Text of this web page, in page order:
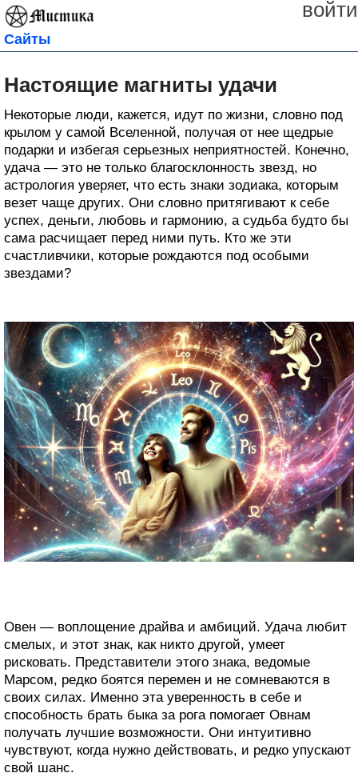
войти
Сайты
Настоящие магниты удачи
Некоторые люди, кажется, идут по жизни, словно под
крылом у самой Вселенной, получая от нее щедрые
подарки и избегая серьезных неприятностей. Конечно,
удача — это не только благосклонность звезд, но
астрология уверяет, что есть знаки зодиака, которым
везет чаще других. Они словно притягивают к себе
успех, деньги, любовь и гармонию, а судьба будто бы
сама расчищает перед ними путь. Кто же эти
счастливчики, которые рождаются под особыми
звездами?
Овен — воплощение драйва и амбиций. Удача любит
смелых, и этот знак, как никто другой, умеет
рисковать. Представители этого знака, ведомые
Марсом, редко боятся перемен и не сомневаются в
своих силах. Именно эта уверенность в себе и
способность брать быка за рога помогает Овнам
получать лучшие возможности. Они интуитивно
чувствуют, когда нужно действовать, и редко упускают
свой шанс.